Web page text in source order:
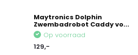
Maytronics Dolphin
Zwembadrobot Caddy vo...
Op voorraad
129,-